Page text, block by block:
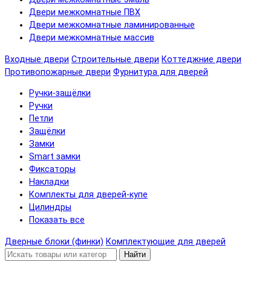
Двери межкомнатные ПВХ
Двери межкомнатные ламинированные
Двери межкомнатные массив
Входные двери Строительные двери Коттеджние двери
Противопожарные двери Фурнитура для дверей
Ручки-защёлки
Ручки
Петли
Защёлки
Замки
Smart замки
Фиксаторы
Накладки
Комплекты для дверей-купе
Цилиндры
Показать все
Дверные блоки (финки) Комплектующие для дверей
Найти